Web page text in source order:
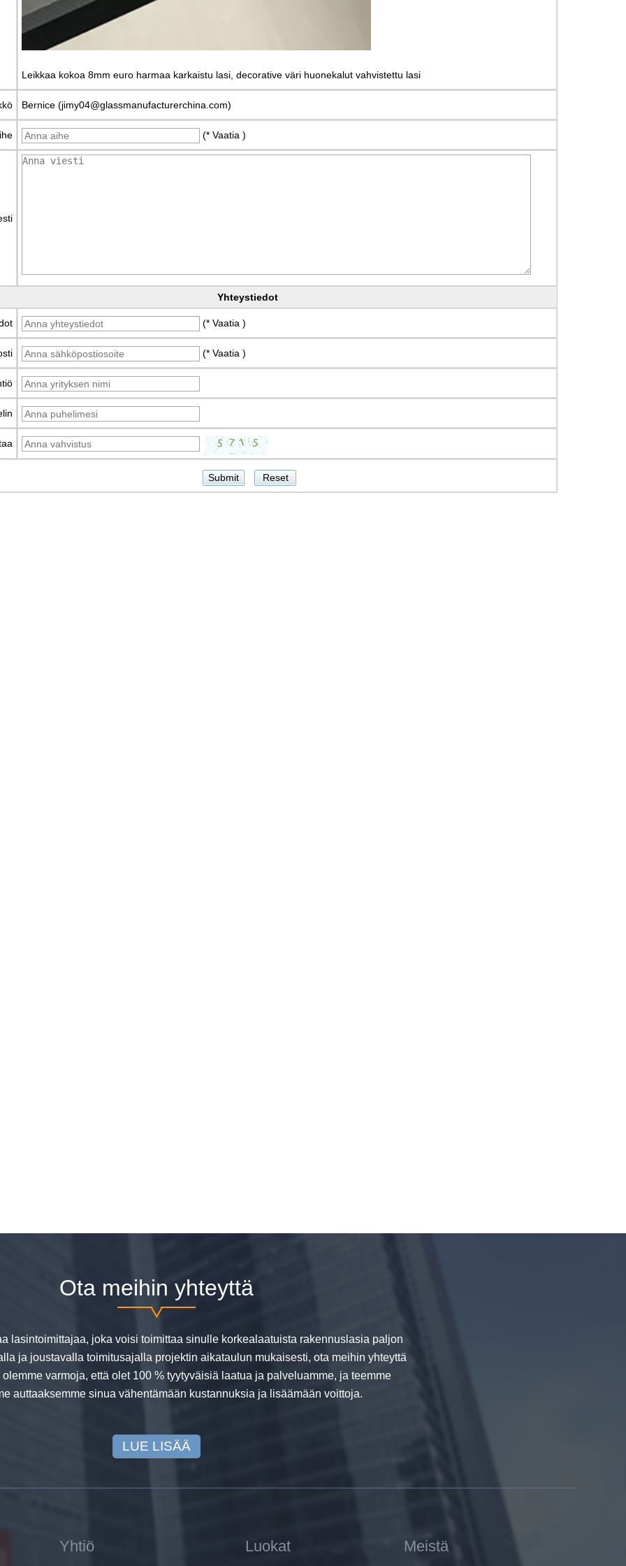
Leikkaa kokoa 8mm euro harmaa karkaistu lasi, decorative väri huonekalut vahvistettu lasi
Bernice (jimy04@glassmanufacturerchina.com)
(* Vaatia )
Yhteystiedot
(* Vaatia )
(* Vaatia )
Ota meihin yhteyttä
lasintoimittajaa, joka voisi toimittaa sinulle korkealaatuista rakennuslasia paljon
ja joustavalla toimitusajalla projektin aikataulun mukaisesti, ota meihin yhteyttä
varmoja, että olet 100 % tyytyväisiä laatua ja palveluamme, ja teemme
auttaaksemme sinua vähentämään kustannuksia ja lisäämään voittoja.
LUE LISÄÄ
Yhtiö Luokat Meistä